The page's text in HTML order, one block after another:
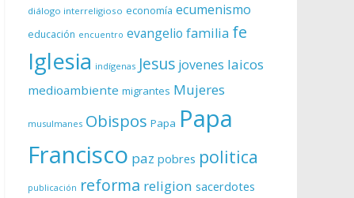
diálogo interreligioso economía ecumenismo
educación encuentro evangelio familia fe
Iglesia indígenas Jesus jovenes laicos
medioambiente migrantes Mujeres
musulmanes Obispos Papa Papa
Francisco paz pobres politica
publicación reforma religion sacerdotes